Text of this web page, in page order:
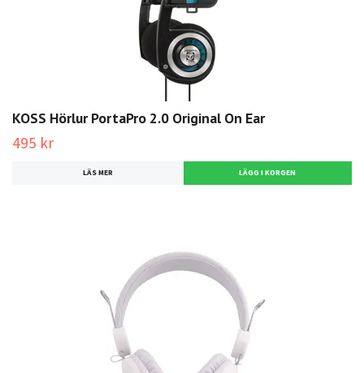
KOSS Hörlur PortaPro 2.0 Original On Ear
495 kr
LÄS MER